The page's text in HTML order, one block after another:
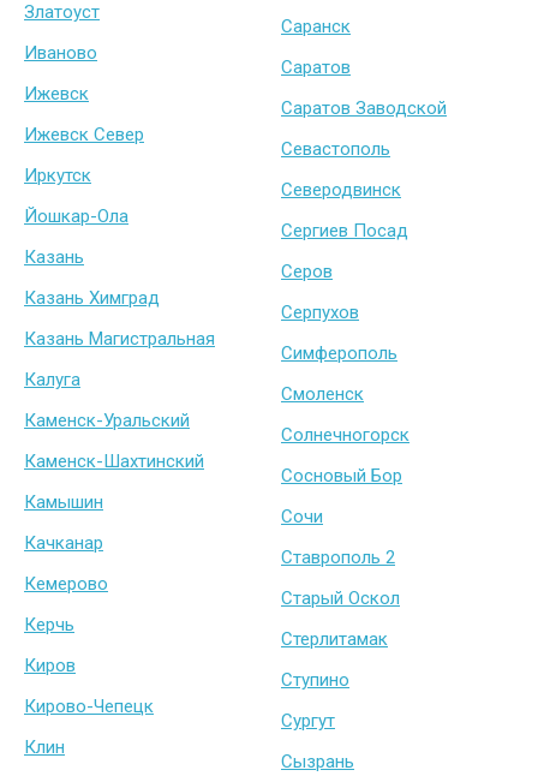
Златоуст
Иваново
Ижевск
Ижевск Север
Иркутск
Йошкар-Ола
Казань
Казань Химград
Казань Магистральная
Калуга
Каменск-Уральский
Каменск-Шахтинский
Камышин
Качканар
Кемерово
Керчь
Киров
Кирово-Чепецк
Клин
Саранск
Саратов
Саратов Заводской
Севастополь
Северодвинск
Сергиев Посад
Серов
Серпухов
Симферополь
Смоленск
Солнечногорск
Сосновый Бор
Сочи
Ставрополь 2
Старый Оскол
Стерлитамак
Ступино
Сургут
Сызрань